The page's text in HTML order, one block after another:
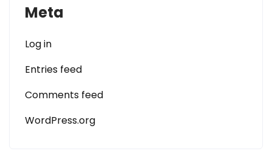
Meta
Log in
Entries feed
Comments feed
WordPress.org